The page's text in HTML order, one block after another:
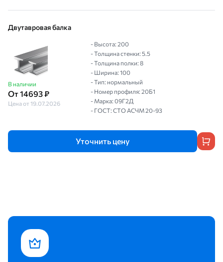
Двутавровая балка
В наличии
От 14693 ₽
Цена от 19.07.2026
- Высота: 200
- Толщина стенки: 5.5
- Толщина полки: 8
- Ширина: 100
- Тип: нормальный
- Номер профиля: 20Б1
- Марка: 09Г2Д
- ГОСТ: СТО АСЧМ 20-93
Уточнить цену